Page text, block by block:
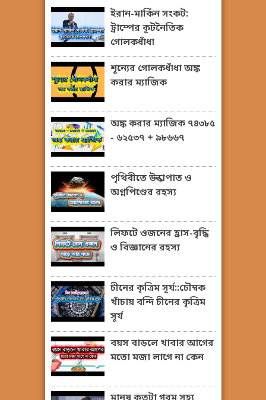
ইরান-মার্কিন সংকট:
ট্রাম্পের কূটনৈতিক
গোলকধাঁধা
শূন্যের গোলকধাঁধা অঙ্ক
করার ম্যাজিক
অঙ্ক করার ম্যাজিক ৭৪৩৮৫
- ৬২৫৩৭ + ৯৮৬৬৭
পৃথিবীতে উল্কাপাত ও
অগ্নপিণ্ডের রহস্য
লিফটে ওজনের হ্রাস-বৃদ্ধি
ও বিজ্ঞানের রহস্য
চীনের কৃত্রিম সূর্য::চৌম্বক
খাঁচায় বন্দি চীনের কৃত্রিম
সূর্য
বয়স বাড়লে খাবার আগের
মতো মজা লাগে না কেন